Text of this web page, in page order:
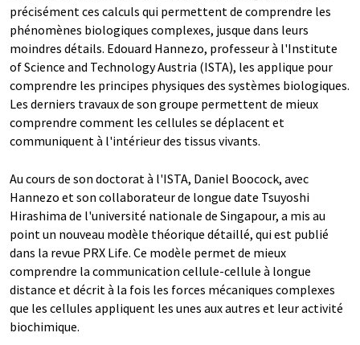
précisément ces calculs qui permettent de comprendre les
phénomènes biologiques complexes, jusque dans leurs
moindres détails. Edouard Hannezo, professeur à l'Institute
of Science and Technology Austria (ISTA), les applique pour
comprendre les principes physiques des systèmes biologiques.
Les derniers travaux de son groupe permettent de mieux
comprendre comment les cellules se déplacent et
communiquent à l'intérieur des tissus vivants.
Au cours de son doctorat à l'ISTA, Daniel Boocock, avec
Hannezo et son collaborateur de longue date Tsuyoshi
Hirashima de l'université nationale de Singapour, a mis au
point un nouveau modèle théorique détaillé, qui est publié
dans la revue PRX Life. Ce modèle permet de mieux
comprendre la communication cellule-cellule à longue
distance et décrit à la fois les forces mécaniques complexes
que les cellules appliquent les unes aux autres et leur activité
biochimique.